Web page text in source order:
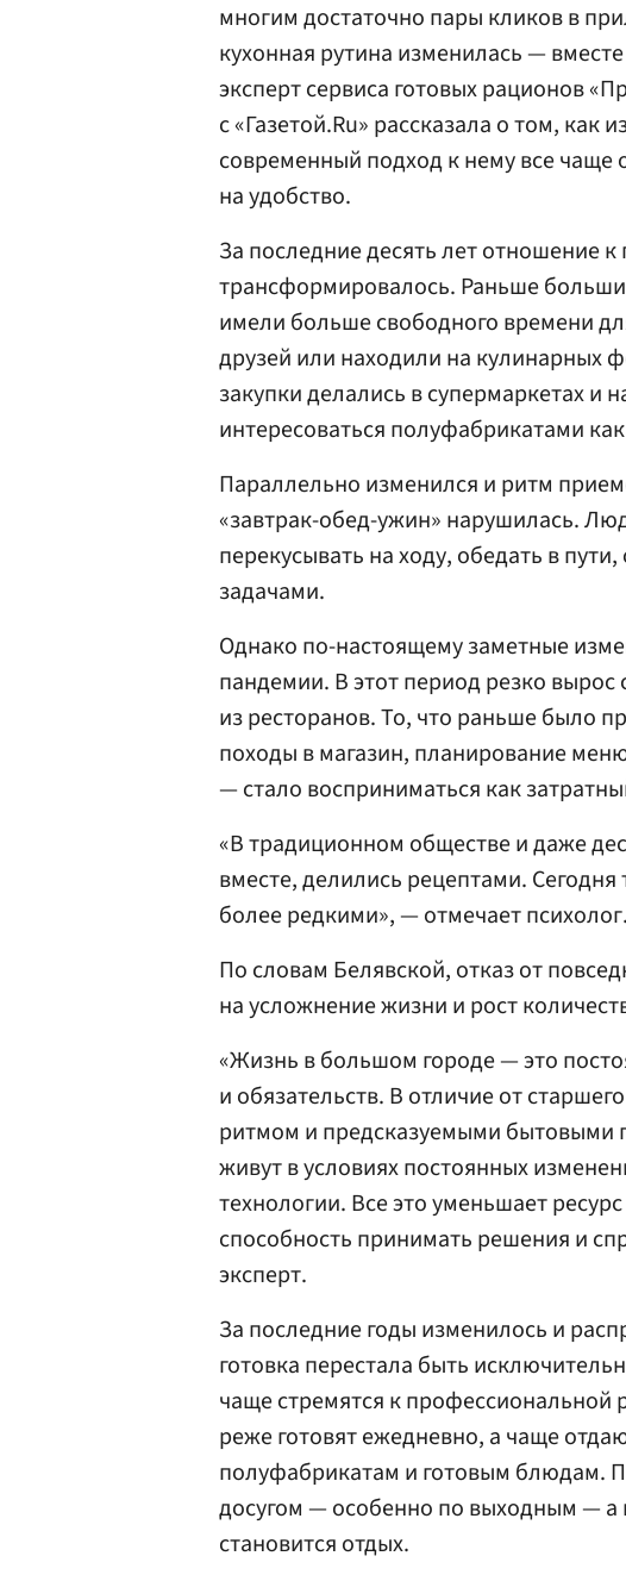
многим достаточно пары кликов в
кухонная рутина изменилась —
эксперт сервиса готовых рационов
с «Газетой.Ru» рассказала о том,
современный подход к нему все чаще
на удобство.
За последние десять лет отношение
трансформировалось. Раньше
имели больше свободного времени
друзей или находили на кулинарных
закупки делались в супермаркетах и
интересоваться полуфабрикатами
Параллельно изменился и ритм
«завтрак-обед-ужин» нарушилась.
перекусывать на ходу, обедать в
задачами.
Однако по-настоящему заметные
пандемии. В этот период резко
из ресторанов. То, что раньше было
походы в магазин, планирование
— стало восприниматься как
«В традиционном обществе и даже
вместе, делились рецептами. Сегодня
более редкими», — отмечает психолог.
По словам Белявской, отказ от
на усложнение жизни и рост
«Жизнь в большом городе — это
и обязательств. В отличие от
ритмом и предсказуемыми
живут в условиях постоянных
технологии. Все это уменьшает
способность принимать решения и
эксперт.
За последние годы изменилось и
готовка перестала быть
чаще стремятся к профессиональной
реже готовят ежедневно, а чаще
полуфабрикатам и готовым блюдам.
досугом — особенно по выходным — а
становится отдых.